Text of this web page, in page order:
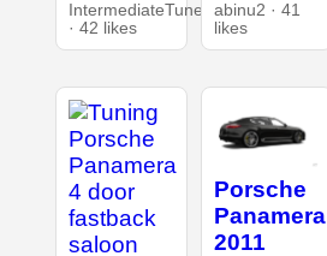
IntermediateTuner
· 42 likes
abinu2 · 41
likes
Porsche
Panamera
2011